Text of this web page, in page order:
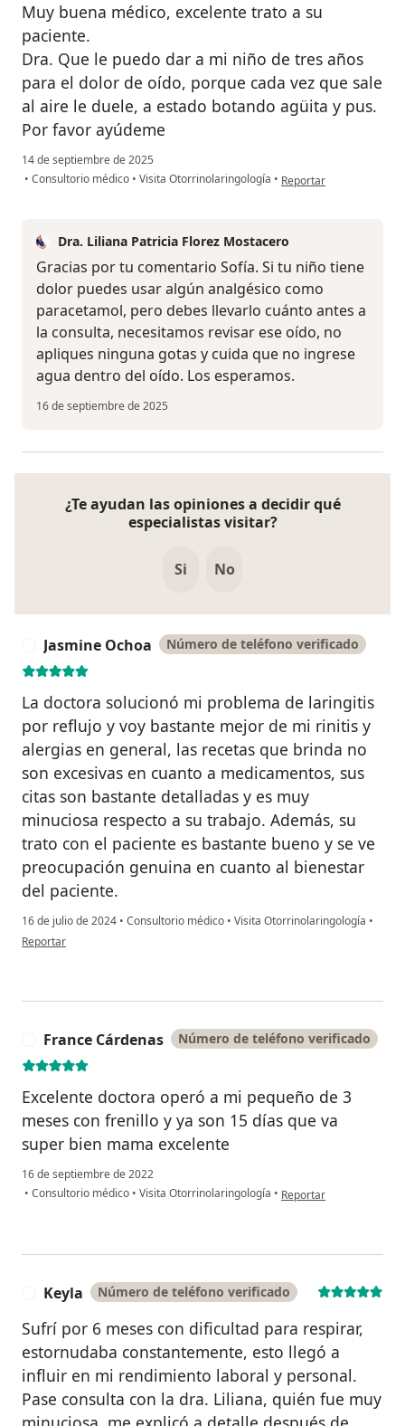
Muy buena médico, excelente trato a su
paciente.
Dra. Que le puedo dar a mi niño de tres años
para el dolor de oído, porque cada vez que sale
al aire le duele, a estado botando agüita y pus.
Por favor ayúdeme
14 de septiembre de 2025
• Consultorio médico • Visita Otorrinolaringología • en opinión del usuario
Reportar
Dra. Liliana Patricia Florez Mostacero
Gracias por tu comentario Sofía. Si tu niño tiene
dolor puedes usar algún analgésico como
paracetamol, pero debes llevarlo cuánto antes a
la consulta, necesitamos revisar ese oído, no
apliques ninguna gotas y cuida que no ingrese
agua dentro del oído. Los esperamos.
16 de septiembre de 2025
¿Te ayudan las opiniones a decidir qué
especialistas visitar?
Si No
Jasmine Ochoa Número de teléfono verificado
La doctora solucionó mi problema de laringitis
por reflujo y voy bastante mejor de mi rinitis y
alergias en general, las recetas que brinda no
son excesivas en cuanto a medicamentos, sus
citas son bastante detalladas y es muy
minuciosa respecto a su trabajo. Además, su
trato con el paciente es bastante bueno y se ve
preocupación genuina en cuanto al bienestar
del paciente.
16 de julio de 2024 • Consultorio médico • Visita Otorrinolaringología •
en opinión del usuario Jasmine Ochoa
Reportar
France Cárdenas Número de teléfono verificado
Excelente doctora operó a mi pequeño de 3
meses con frenillo y ya son 15 días que va
super bien mama excelente
16 de septiembre de 2022
• Consultorio médico • Visita Otorrinolaringología • en opinión del usuario
Reportar
Keyla Número de teléfono verificado
Sufrí por 6 meses con dificultad para respirar,
estornudaba constantemente, esto llegó a
influir en mi rendimiento laboral y personal.
Pase consulta con la dra. Liliana, quién fue muy